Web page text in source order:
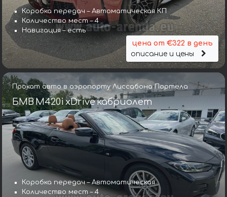
Коробка передач – Автоматическая КП
Количество мест – 4
Навигация – есть
цена от €322 в день
описание и цены
Прокат авто в аэропорту Лиссабона Портела
БМВ M420i xDrive кабриолет
Коробка передач – Автоматическая
Количество мест – 4